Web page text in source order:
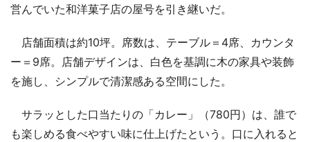
営んでいた和洋菓子店の屋号を引き継いだ。
店舗面積は約10坪。席数は、テーブル＝4席、カウンタ
ー＝9席。店舗デザインは、白色を基調に木の家具や装飾
を施し、シンプルで清潔感ある空間にした。
サラッとした口当たりの「カレー」（780円）は、誰で
も楽しめる食べやすい味に仕上げたという。口に入れると